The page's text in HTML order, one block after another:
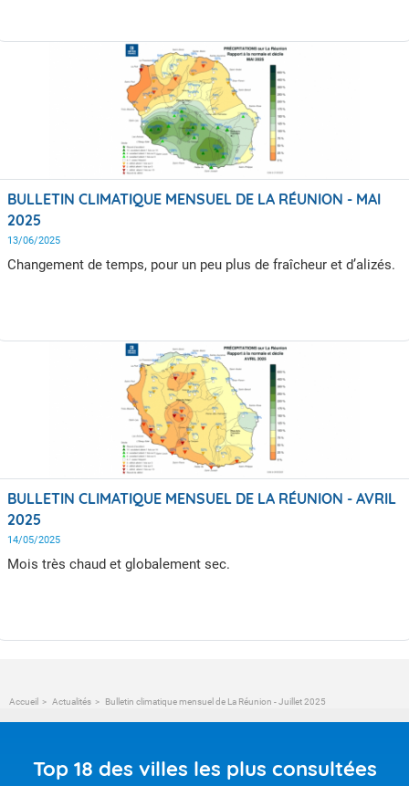
BULLETIN CLIMATIQUE MENSUEL DE LA RÉUNION - MAI
2025
13/06/2025
Changement de temps, pour un peu plus de fraîcheur et d’alizés.
BULLETIN CLIMATIQUE MENSUEL DE LA RÉUNION - AVRIL
2025
14/05/2025
Mois très chaud et globalement sec.
Accueil Actualités Bulletin climatique mensuel de La Réunion - Juillet 2025
Top 18 des villes les plus consultées